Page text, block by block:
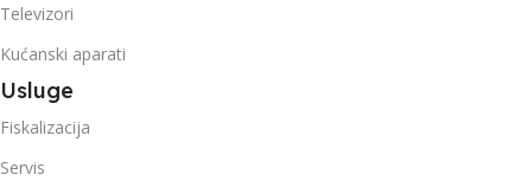
Televizori
Kućanski aparati
Usluge
Fiskalizacija
Servis